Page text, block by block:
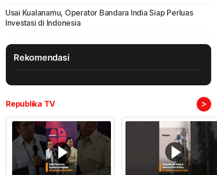
Usai Kualanamu, Operator Bandara India Siap Perluas
Investasi di Indonesia
Rekomendasi
Republika TV >